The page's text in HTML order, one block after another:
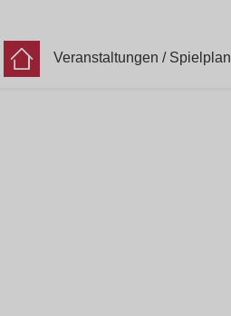
Veranstaltungen / Spielplan